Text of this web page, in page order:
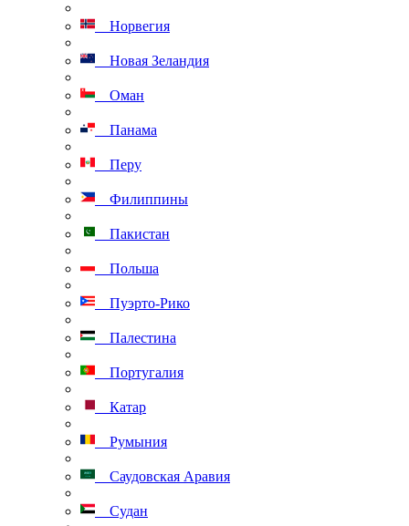
Норвегия
Новая Зеландия
Оман
Панама
Перу
Филиппины
Пакистан
Польша
Пуэрто-Рико
Палестина
Португалия
Катар
Румыния
Саудовская Аравия
Судан